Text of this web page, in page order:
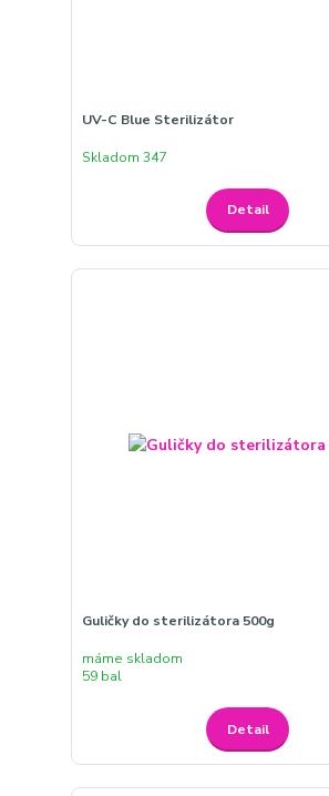
UV-C Blue Sterilizátor
Skladom 347
Detail
Guličky do sterilizátora 500g
máme skladom
59 bal
Detail